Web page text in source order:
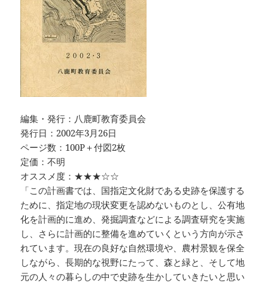
編集・発行：八鹿町教育委員会
発行日：2002年3月26日
ページ数：100P＋付図2枚
定価：不明
オススメ度：★★★☆☆
「この計画書では、国指定文化財である史跡を保護する
ために、指定地の現状変更を認めないものとし、公有地
化を計画的に進め、発掘調査などによる調査研究を実施
し、さらに計画的に整備を進めていくという方向が示さ
れています。現在の良好な自然環境や、農村景観を保全
しながら、長期的な視野にたって、森と緑と、そして地
元の人々の暮らしの中で史跡を生かしていきたいと思い